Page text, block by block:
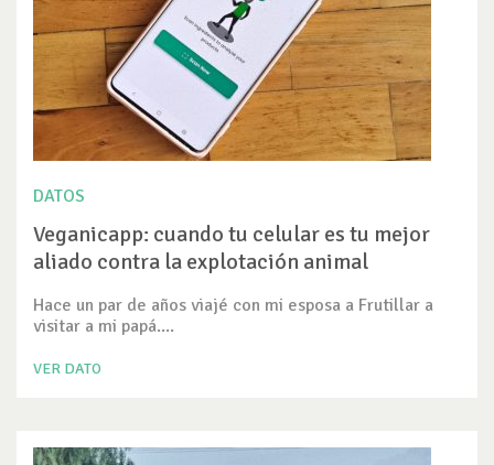
DATOS
Veganicapp: cuando tu celular es tu mejor
aliado contra la explotación animal
Hace un par de años viajé con mi esposa a Frutillar a
visitar a mi papá....
VER DATO